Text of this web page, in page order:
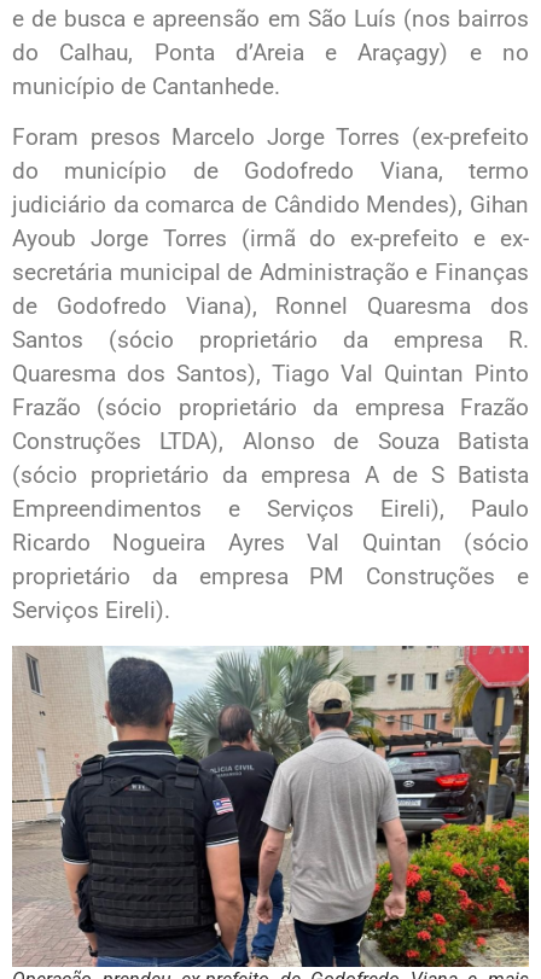
e de busca e apreensão em São Luís (nos bairros
do Calhau, Ponta d’Areia e Araçagy) e no
município de Cantanhede.
Foram presos Marcelo Jorge Torres (ex-prefeito
do município de Godofredo Viana, termo
judiciário da comarca de Cândido Mendes), Gihan
Ayoub Jorge Torres (irmã do ex-prefeito e ex-
secretária municipal de Administração e Finanças
de Godofredo Viana), Ronnel Quaresma dos
Santos (sócio proprietário da empresa R.
Quaresma dos Santos), Tiago Val Quintan Pinto
Frazão (sócio proprietário da empresa Frazão
Construções LTDA), Alonso de Souza Batista
(sócio proprietário da empresa A de S Batista
Empreendimentos e Serviços Eireli), Paulo
Ricardo Nogueira Ayres Val Quintan (sócio
proprietário da empresa PM Construções e
Serviços Eireli).